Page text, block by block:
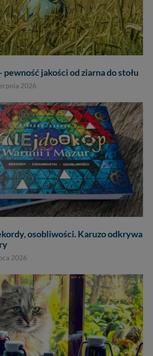
pewność jakości od ziarna do stołu
2026
osobliwości. Karuzo odkrywa
2026